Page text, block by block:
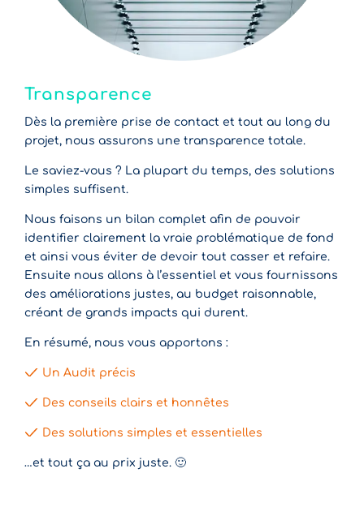
Transparence
Dès la première prise de contact et tout au long du
projet, nous assurons une transparence totale.
Le saviez-vous ? La plupart du temps, des solutions
simples suffisent.
Nous faisons un bilan complet afin de pouvoir
identifier clairement la vraie problématique de fond
et ainsi vous éviter de devoir tout casser et refaire.
Ensuite nous allons à l’essentiel et vous fournissons
des améliorations justes, au budget raisonnable,
créant de grands impacts qui durent.
En résumé, nous vous apportons :
Un Audit précis
Des conseils clairs et honnêtes
Des solutions simples et essentielles
…et tout ça au prix juste. 🙂